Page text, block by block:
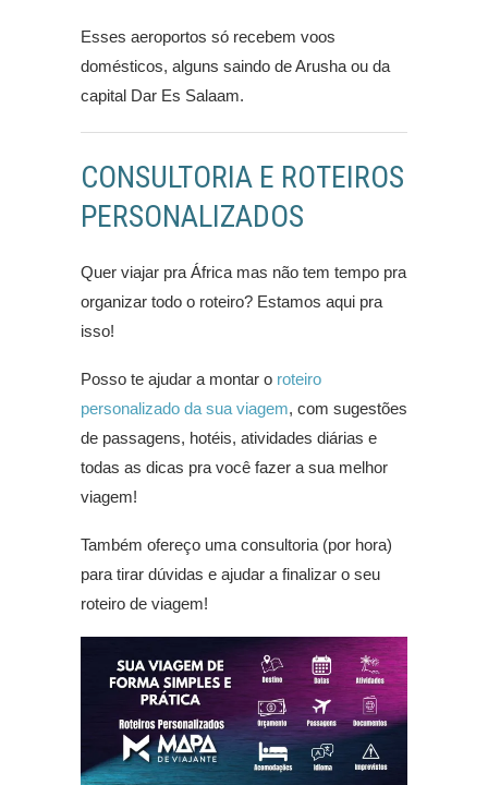
Esses aeroportos só recebem voos
domésticos, alguns saindo de Arusha ou da
capital Dar Es Salaam.
CONSULTORIA E ROTEIROS
PERSONALIZADOS
Quer viajar pra África mas não tem tempo pra
organizar todo o roteiro? Estamos aqui pra
isso!
Posso te ajudar a montar o roteiro
personalizado da sua viagem, com sugestões
de passagens, hotéis, atividades diárias e
todas as dicas pra você fazer a sua melhor
viagem!
Também ofereço uma consultoria (por hora)
para tirar dúvidas e ajudar a finalizar o seu
roteiro de viagem!